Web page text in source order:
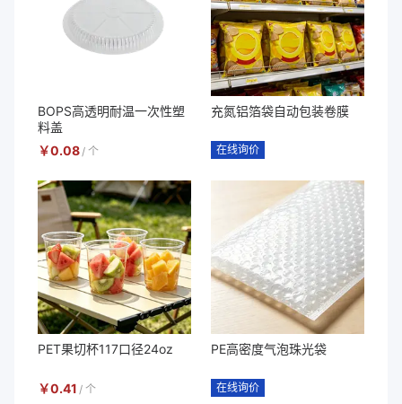
BOPS高透明耐温一次性塑
料盖
￥0.08 / 个
充氮铝箔袋自动包装卷膜
在线询价
PET果切杯117口径24oz
￥0.41 / 个
PE高密度气泡珠光袋
在线询价